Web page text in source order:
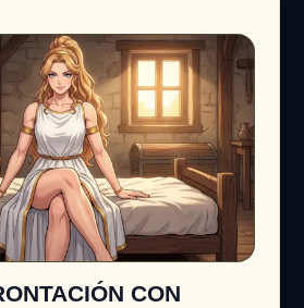
CON